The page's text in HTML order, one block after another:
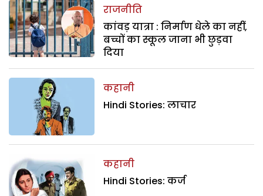
राजनीति
कांवड़ यात्रा : निर्माण धेले का नहीं,
बच्चों का स्कूल जाना भी छुड़वा
दिया
कहानी
Hindi Stories: लाचार
कहानी
Hindi Stories: कर्ज